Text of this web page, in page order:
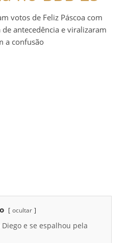
votos de Feliz Páscoa com
antecedência e viralizaram
a confusão
ocultar
e se espalhou pela